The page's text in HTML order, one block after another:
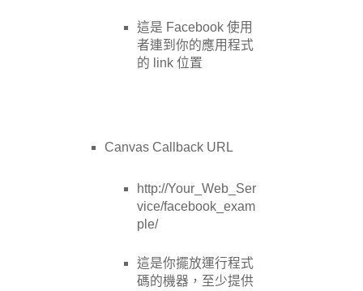
這是 Facebook 使用
者連到你的應用程式
的 link 位置
Canvas Callback URL
http://Your_Web_Ser
vice/facebook_exam
ple/
這是你擺放運行程式
碼的機器，至少提供